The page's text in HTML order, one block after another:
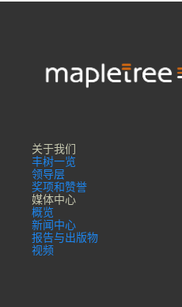
关于我们
丰树一览
领导层
奖项和赞誉
媒体中心
概览
新闻中心
报告与出版物
视频